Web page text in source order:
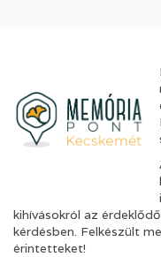
kihívásokról az
kérdésben. Felkészült
érintetteket!